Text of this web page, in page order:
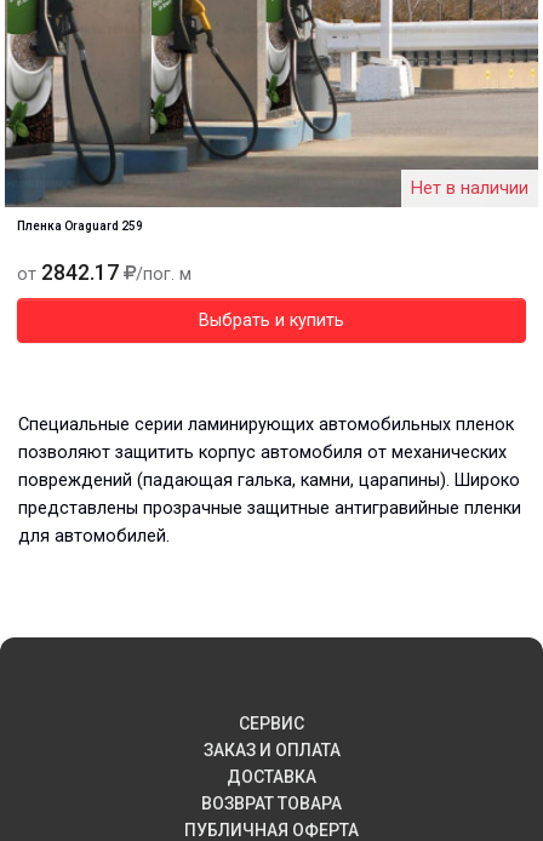
Нет в наличии
Пленка Oraguard 259
от 2842.17 /пог. м
Выбрать и купить
Специальные серии ламинирующих автомобильных пленок
позволяют защитить корпус автомобиля от механических
повреждений (падающая галька, камни, царапины). Широко
представлены прозрачные защитные антигравийные пленки
для автомобилей.
СЕРВИС
ЗАКАЗ И ОПЛАТА
ДОСТАВКА
ВОЗВРАТ ТОВАРА
ПУБЛИЧНАЯ ОФЕРТА